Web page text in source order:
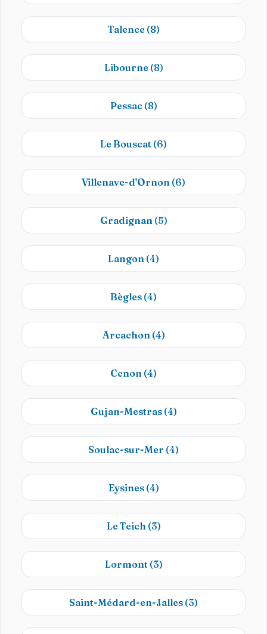
Talence (8)
Libourne (8)
Pessac (8)
Le Bouscat (6)
Villenave-d'Ornon (6)
Gradignan (5)
Langon (4)
Bègles (4)
Arcachon (4)
Cenon (4)
Gujan-Mestras (4)
Soulac-sur-Mer (4)
Eysines (4)
Le Teich (3)
Lormont (3)
Saint-Médard-en-Jalles (3)